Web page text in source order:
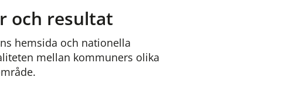
och resultat
hemsida och nationella
mellan kommuners olika